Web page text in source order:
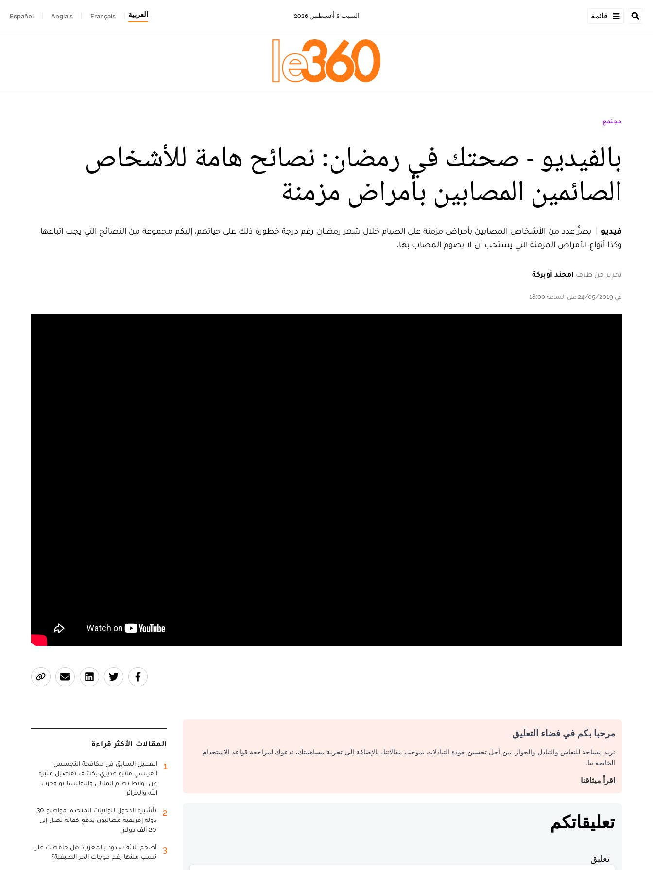
قائمة السبت 8 أغسطس 2026 العربية Français
Anglais
Español
مجتمع
بالفيديو - صحتك في رمضان: نصائح هامة للأشخاص
الصائمين المصابين بأمراض مزمنة
فيديو
يصرُّ عدد من الأشخاص المصابين بأمراض مزمنة على الصيام خلال شهر رمضان رغم درجة خطورة ذلك على حياتهم، إليكم مجموعة من النصائح التي يجب اتباعها
وكذا أنواع الأمراض المزمنة التي يستحب أن لا يصوم المصاب بها.
تحرير من طرف امحند أوبركة
في 24/05/2019 على الساعة 18:00
مرحبا بكم في فضاء التعليق
نريد مساحة للنقاش والتبادل والحوار. من أجل تحسين جودة التبادلات بموجب مقالاتنا، بالإضافة إلى تجربة مساهمتك، ندعوك لمراجعة قواعد الاستخدام
الخاصة بنا.
اقرأ ميثاقنا
تعليقاتكم
تعليق
المقالات الأكثر قراءة
1
العميل السابق في مكافحة التجسس
الفرنسي ماثيو غديري يكشف تفاصيل مثيرة
عن روابط نظام الملالي والبوليساريو وحزب
الله والجزائر
2
تأشيرة الدخول للولايات المتحدة: مواطنو 30
دولة إفريقية مطالبون بدفع كفالة تصل إلى
20 ألف دولار
3
أضخم ثلاثة سدود بالمغرب: هل حافظت على
نسب ملئها رغم موجات الحر الصيفية؟